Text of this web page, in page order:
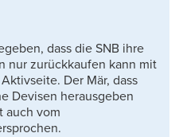
dass die SNB ihre
nur zurückkaufen kann mit
Der Mär, dass
Devisen herausgeben
auch vom